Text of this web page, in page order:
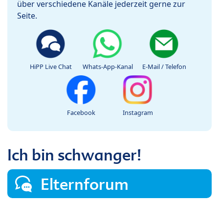
über verschiedene Kanäle jederzeit gerne zur
Seite.
HiPP Live Chat Whats-App-Kanal E-Mail / Telefon
Facebook Instagram
Ich bin schwanger!
Elternforum